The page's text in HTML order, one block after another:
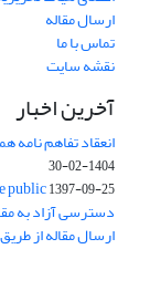
ارسال مقاله
تماس با ما
نقشه سایت
آخرین اخبار
انعقاد تفاهم نامه
1404-02-30
public1397-09-25
دسترسی آزاد به
ارسال مقاله از